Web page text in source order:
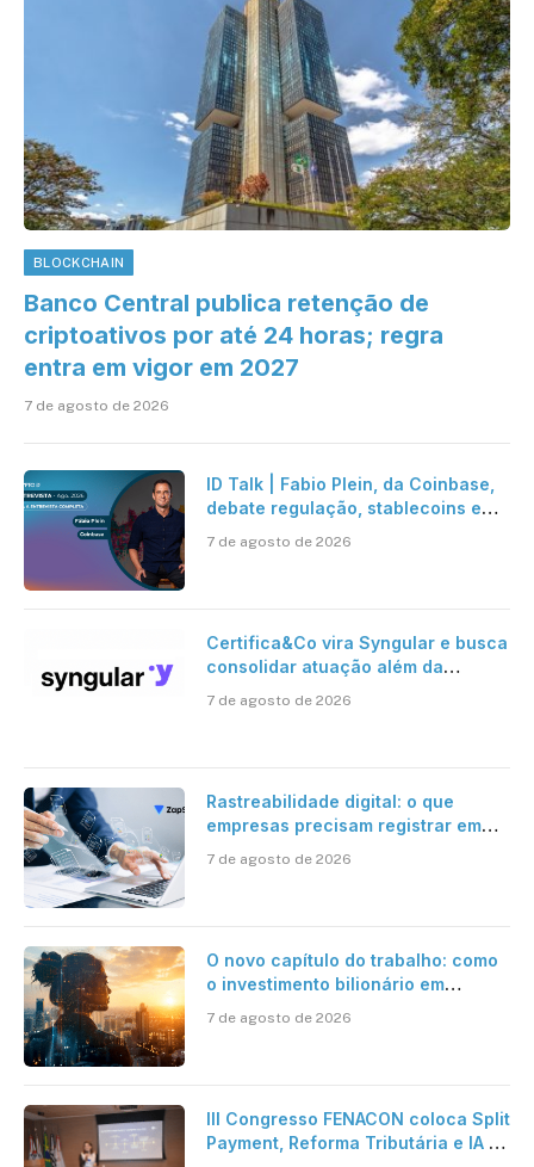
BLOCKCHAIN
Banco Central publica retenção de
criptoativos por até 24 horas; regra
entra em vigor em 2027
7 de agosto de 2026
ID Talk | Fabio Plein, da Coinbase,
debate regulação, stablecoins e
7 de agosto de 2026
Certifica&Co vira Syngular e busca
consolidar atuação além da
7 de agosto de 2026
Rastreabilidade digital: o que
empresas precisam registrar em
7 de agosto de 2026
O novo capítulo do trabalho: como
o investimento bilionário em
verdadeira era da inteligência
7 de agosto de 2026
III Congresso FENACON coloca Split
Payment, Reforma Tributária e IA no